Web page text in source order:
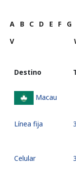
A B C D E F G
V
Destino
Macau
Línea fija
Celular